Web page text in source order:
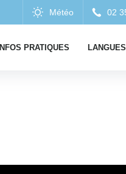
INFOS PRATIQUES LANGUES